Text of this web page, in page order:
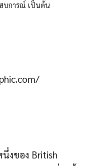
บการณ์ เป็นต้น
งของ British